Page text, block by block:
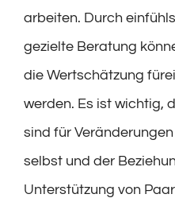
arbeiten. Durch
gezielte Beratung
die Wertschätzung
werden. Es ist wichtig,
sind für
selbst und der
Unterstützung von